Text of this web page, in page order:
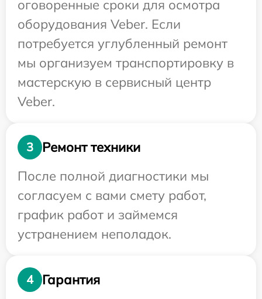
оговоренные сроки для осмотра
оборудования Veber. Если
потребуется углубленный ремонт
мы организуем транспортировку в
мастерскую в сервисный центр
Veber.
3
Ремонт техники
После полной диагностики мы
согласуем с вами смету работ,
график работ и займемся
устранением неполадок.
4
Гарантия